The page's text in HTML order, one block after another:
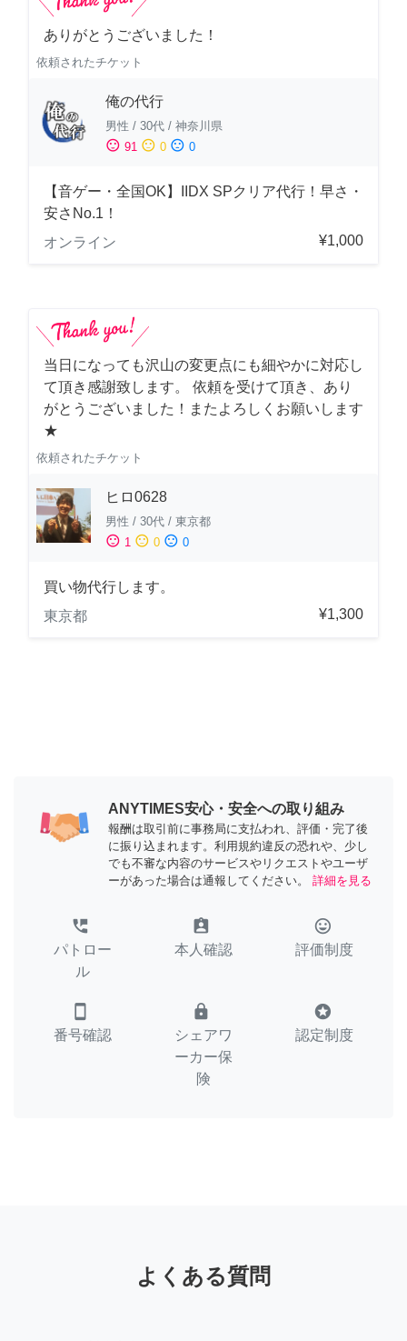
ありがとうございました！
依頼されたチケット
俺の代行
男性 / 30代 / 神奈川県
sentiment_satisfied 91 sentiment_neutral 0 sentiment_dissatisfied 0
【音ゲー・全国OK】IIDX SPクリア代行！早さ・
安さNo.1！
オンライン
¥1,000
当日になっても沢山の変更点にも細やかに対応し
て頂き感謝致します。 依頼を受けて頂き、あり
がとうございました！またよろしくお願いします
★
依頼されたチケット
ヒロ0628
男性 / 30代 / 東京都
sentiment_satisfied 1 sentiment_neutral 0 sentiment_dissatisfied 0
買い物代行します。
東京都
¥1,300
ANYTIMES安心・安全への取り組み
報酬は取引前に事務局に支払われ、評価・完了後
に振り込まれます。利用規約違反の恐れや、少し
でも不審な内容のサービスやリクエストやユーザ
ーがあった場合は通報してください。
詳細を見る
perm_phone_msg
パトロー
ル
assignment_ind
本人確認
tag_faces
評価制度
smartphone
番号確認
lock
シェアワ
ーカー保
険
stars
認定制度
よくある質問